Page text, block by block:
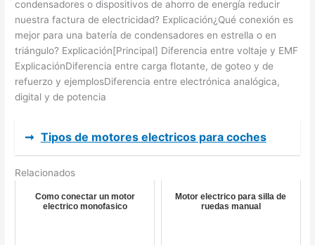
condensadores o dispositivos de ahorro de energía reducir
nuestra factura de electricidad? Explicación¿Qué conexión es
mejor para una batería de condensadores en estrella o en
triángulo? Explicación[Principal] Diferencia entre voltaje y EMF
ExplicaciónDiferencia entre carga flotante, de goteo y de
refuerzo y ejemplosDiferencia entre electrónica analógica,
digital y de potencia
➞ Tipos de motores electricos para coches
Relacionados
Como conectar un motor
electrico monofasico
Motor electrico para silla de
ruedas manual